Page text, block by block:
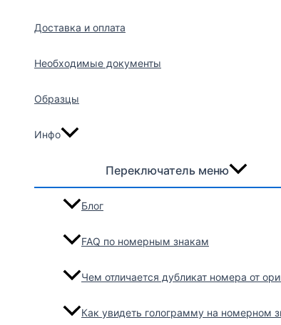
Доставка и оплата
Необходимые документы
Образцы
Инфо
Переключатель меню
Блог
FAQ по номерным знакам
Чем отличается дубликат номера от
Как увидеть голограмму на номерном